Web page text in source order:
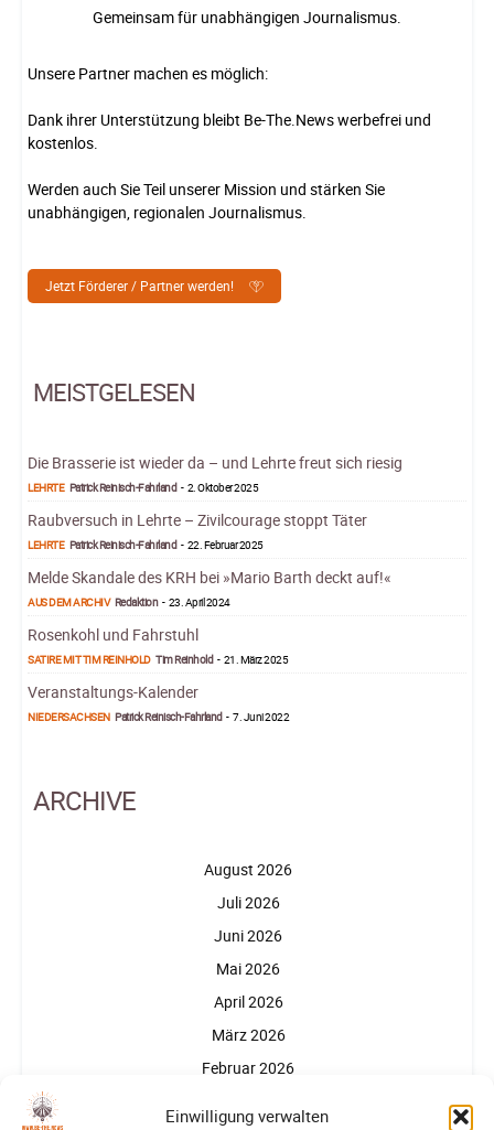
Einwilligung verwalten
Gemeinsam für unabhängigen Journalismus.
Unsere Partner machen es möglich:
Dank ihrer Unterstützung bleibt Be-The.News werbefrei und
kostenlos.
Werden auch Sie Teil unserer Mission und stärken Sie
unabhängigen, regionalen Journalismus.
Jetzt Förderer / Partner werden!
MEISTGELESEN
Die Brasserie ist wieder da – und Lehrte freut sich riesig
LEHRTE Patrick Reinisch-Fahrland - 2. Oktober 2025
Raubversuch in Lehrte – Zivilcourage stoppt Täter
LEHRTE Patrick Reinisch-Fahrland - 22. Februar 2025
Melde Skandale des KRH bei »Mario Barth deckt auf!«
AUS DEM ARCHIV Redaktion - 23. April 2024
Rosenkohl und Fahrstuhl
SATIRE MIT TIM REINHOLD Tim Reinhold - 21. März 2025
Veranstaltungs-Kalender
NIEDERSACHSEN Patrick Reinisch-Fahrland - 7. Juni 2022
ARCHIVE
August 2026
Juli 2026
Juni 2026
Mai 2026
April 2026
März 2026
Februar 2026